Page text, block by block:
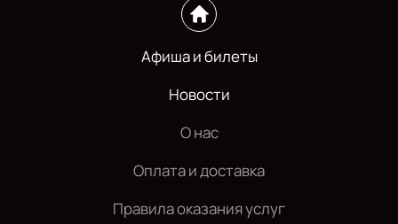
Афиша и билеты
Новости
О нас
Оплата и доставка
Правила оказания услуг